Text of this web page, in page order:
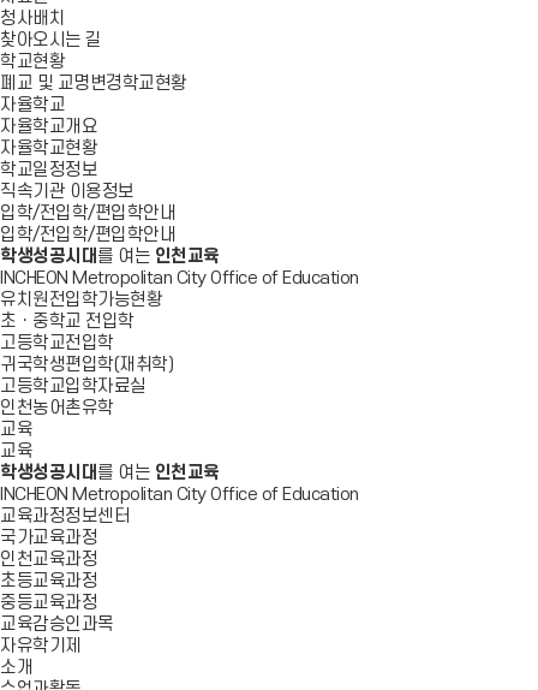
청사배치
찾아오시는 길
학교현황
폐교 및 교명변경학교현황
자율학교
자율학교개요
자율학교현황
학교일정정보
직속기관 이용정보
입학/전입학/편입학안내
입학/전입학/편입학안내
학생성공시대 를 여는 인천교육
INCHEON Metropolitan City Office of Education
유치원전입학가능현황
초ㆍ중학교 전입학
고등학교전입학
귀국학생편입학(재취학)
고등학교입학자료실
인천농어촌유학
교육
교육
학생성공시대 를 여는 인천교육
INCHEON Metropolitan City Office of Education
교육과정정보센터
국가교육과정
인천교육과정
초등교육과정
중등교육과정
교육감승인과목
자유학기제
소개